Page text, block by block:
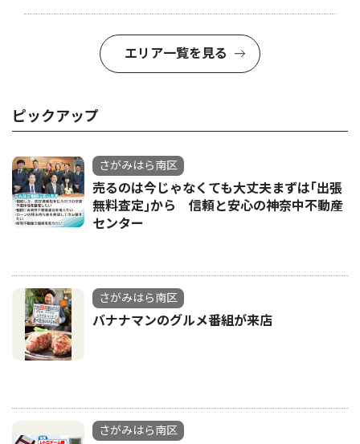
エリア一覧を見る
ピックアップ
さがみはら南区
売るのは今じゃなくても大丈夫まずは｢出張
無料査定｣から 信頼と安心の神奈中不動産
センター
さがみはら南区
バナナマンのグルメ番組が来店
さがみはら南区